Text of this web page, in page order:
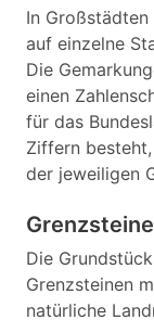
In
auf einzelne
Die
einen
für das
Ziffern
der jeweiligen
Die
Grenzsteinen
natürliche